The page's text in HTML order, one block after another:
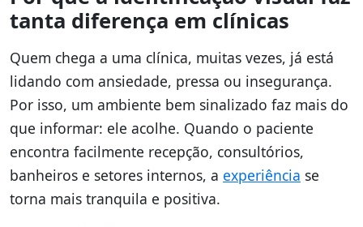
tanta diferença em clínicas
Quem chega a uma clínica, muitas vezes, já está
lidando com ansiedade, pressa ou insegurança.
Por isso, um ambiente bem sinalizado faz mais do
que informar: ele acolhe. Quando o paciente
encontra facilmente recepção, consultórios,
banheiros e setores internos, a experiência se
torna mais tranquila e positiva.